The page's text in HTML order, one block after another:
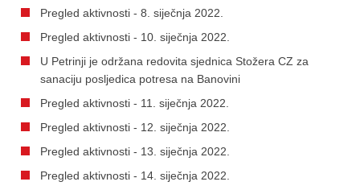
Pregled aktivnosti - 8. siječnja 2022.
Pregled aktivnosti - 10. siječnja 2022.
U Petrinji je održana redovita sjednica Stožera CZ za
sanaciju posljedica potresa na Banovini
Pregled aktivnosti - 11. siječnja 2022.
Pregled aktivnosti - 12. siječnja 2022.
Pregled aktivnosti - 13. siječnja 2022.
Pregled aktivnosti - 14. siječnja 2022.